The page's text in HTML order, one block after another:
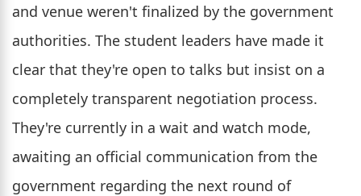
and venue weren't finalized by the government
authorities. The student leaders have made it
clear that they're open to talks but insist on a
completely transparent negotiation process.
They're currently in a wait and watch mode,
awaiting an official communication from the
government regarding the next round of